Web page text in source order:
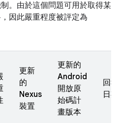
。由於這個問題可用於取得某
因此嚴重程度被評定為
更新
的
Nexus
裝置
更新的
Android
開放原
始碼計
畫版本
回報
日期